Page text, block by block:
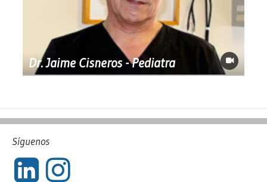
Dr. Jaime Cisneros - Pediatra
Síguenos